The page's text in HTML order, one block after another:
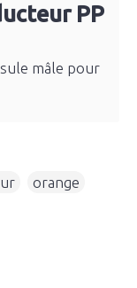
PP
mâle pour
orange